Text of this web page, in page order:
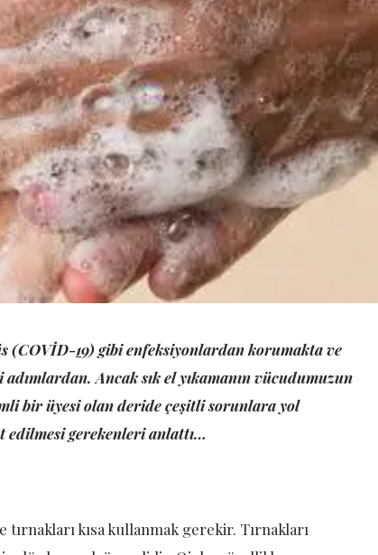
(COVİD-19) gibi enfeksiyonlardan korumakta ve
Ancak sık el yıkamanın vücudumuzun
bir üyesi olan deride çeşitli sorunlara yol
gerekenleri anlattı…
kısa kullanmak gerekir. Tırnakları